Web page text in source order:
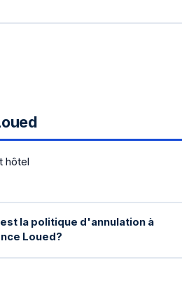
hôtel
la politique d'annulation à
Loued?